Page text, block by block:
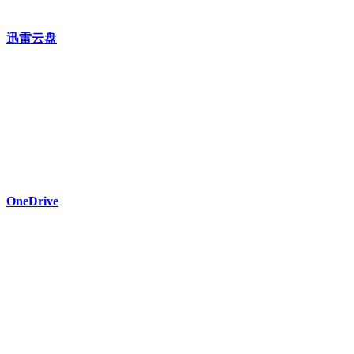
迅雷云盘
OneDrive